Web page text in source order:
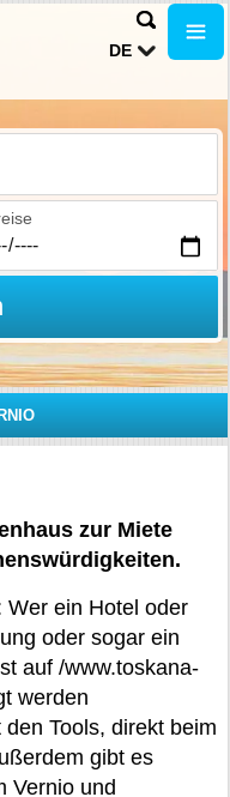
DE
zur Miete
Wer ein Hotel oder
oder sogar ein
auf /www.toskana-
werden
Tools, direkt beim
gibt es
Vernio und